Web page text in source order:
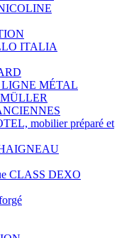
ITALIA
LIGNE MÉTAL
MÜLLER
mobilier préparé et
CLASS DEXO